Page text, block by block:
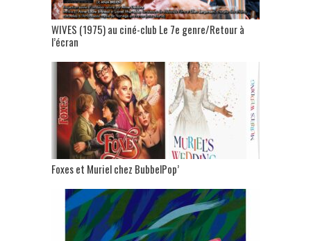
WIVES (1975) au ciné-club Le 7e genre/Retour à
l’écran
Foxes et Muriel chez BubbelPop’